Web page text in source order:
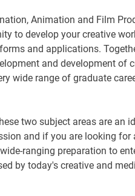
Animation and Film
to develop your creative
and applications.
and development of
wide range of graduate
two subject areas are an
and if you are looking
ranging preparation to
by today's creative and